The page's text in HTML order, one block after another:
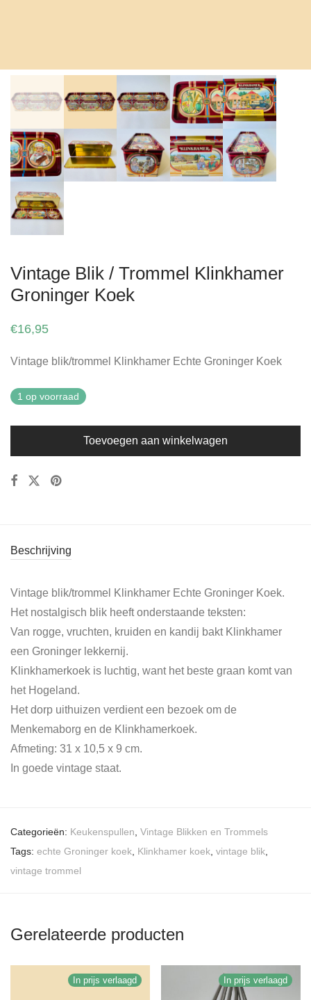
Vintage Blik / Trommel Klinkhamer
Groninger Koek
€16,95
Vintage blik/trommel Klinkhamer Echte Groninger Koek
1 op voorraad
Toevoegen aan winkelwagen
Beschrijving
Vintage blik/trommel Klinkhamer Echte Groninger Koek.
Het nostalgisch blik heeft onderstaande teksten:
Van rogge, vruchten, kruiden en kandij bakt Klinkhamer
een Groninger lekkernij.
Klinkhamerkoek is luchtig, want het beste graan komt van
het Hogeland.
Het dorp uithuizen verdient een bezoek om de
Menkemaborg en de Klinkhamerkoek.
Afmeting: 31 x 10,5 x 9 cm.
In goede vintage staat.
Categorieën: Keukenspullen Vintage Blikken en Trommels
Tags: echte Groninger koek Klinkhamer koek vintage blik
vintage trommel
Gerelateerde producten
In prijs verlaagd In prijs verlaagd